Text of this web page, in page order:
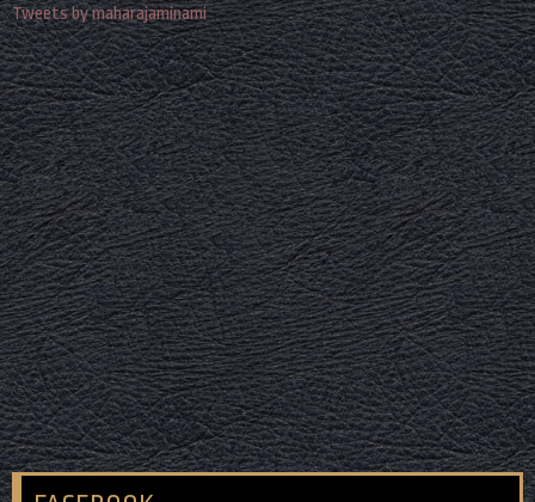
Tweets by maharajaminami